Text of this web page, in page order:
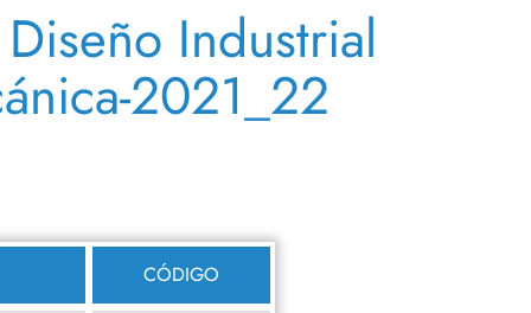
Servicio de Empleo
Ofertas de Práctica y Empleo
de egresados EPS
Industrial
2021_22
CÓDIGO